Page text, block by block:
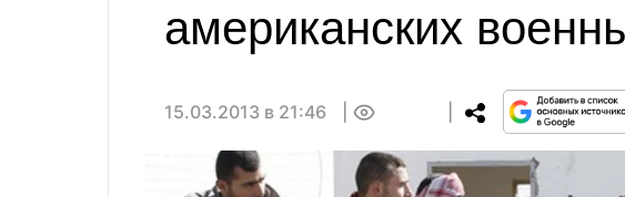
американских
15.03.2013 в 21:46